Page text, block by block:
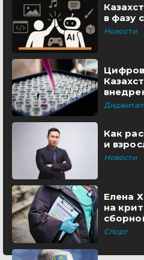
в фазу
Новости
Диджитал
Как
и
Новости
Елена
на
Спорт